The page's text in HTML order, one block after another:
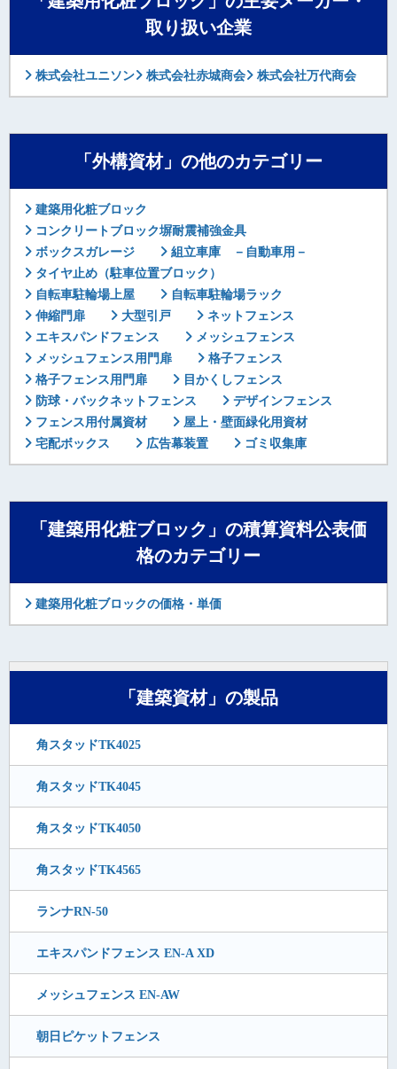
取り扱い企業
株式会社ユニソン 株式会社赤城商会 株式会社万代商会
「外構資材」の他のカテゴリー
建築用化粧ブロック
コンクリートブロック塀耐震補強金具
ボックスガレージ
組立車庫 －自動車用－
タイヤ止め（駐車位置ブロック）
自転車駐輪場上屋
自転車駐輪場ラック
伸縮門扉
大型引戸
ネットフェンス
エキスパンドフェンス
メッシュフェンス
メッシュフェンス用門扉
格子フェンス
格子フェンス用門扉
目かくしフェンス
防球・バックネットフェンス
デザインフェンス
フェンス用付属資材
屋上・壁面緑化用資材
宅配ボックス
広告幕装置 ゴミ収集庫
「建築用化粧ブロック」の積算資料公表価
格のカテゴリー
建築用化粧ブロックの価格・単価
「建築資材」の製品
角スタッドTK4025
角スタッドTK4045
角スタッドTK4050
角スタッドTK4565
ランナRN-50
エキスパンドフェンス EN-A XD
メッシュフェンス EN-AW
朝日ピケットフェンス